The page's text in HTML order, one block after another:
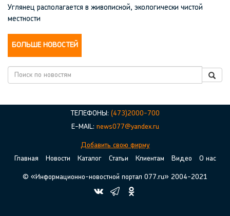
Углянец располагается в живописной, экологически чистой
местности
БОЛЬШЕ НОВОСТЕЙ
ТЕЛЕФОНЫ: (473)2000-700
E-MAIL: news077@yandex.ru
Добавить свою фирму
Главная
Новости Каталог Статьи Клиентам Видео О нас
© «Информационно-новостной портал 077.ru» 2004-2021